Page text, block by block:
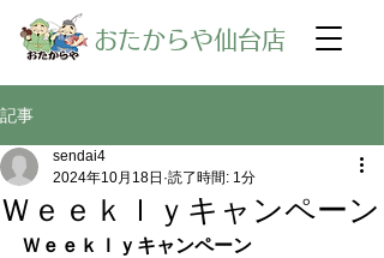
​おたからや仙台店
記事
Ｗｅｅｋｌｙキャンペーン
sendai4
2024年10月18日 読了時間: 1分
Ｗｅｅｋｌｙキャンペーン